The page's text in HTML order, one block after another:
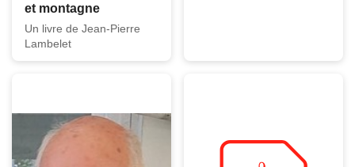
et montagne
Un livre de Jean-Pierre
Lambelet